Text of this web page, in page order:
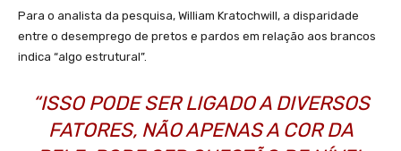
Para o analista da pesquisa, William Kratochwill, a disparidade
entre o desemprego de pretos e pardos em relação aos brancos
indica “algo estrutural”.
“ISSO PODE SER LIGADO A DIVERSOS
FATORES, NÃO APENAS A COR DA